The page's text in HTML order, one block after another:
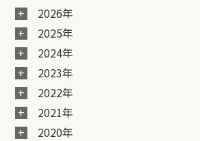
2026年
2025年
2024年
2023年
2022年
2021年
2020年